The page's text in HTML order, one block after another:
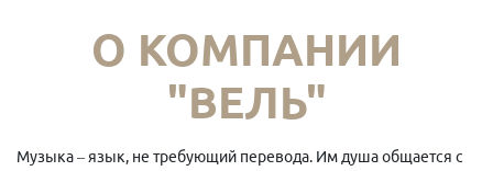
О КОМПАНИИ
"ВЕЛЬ"
Музыка – язык, не требующий перевода. Им душа общается с